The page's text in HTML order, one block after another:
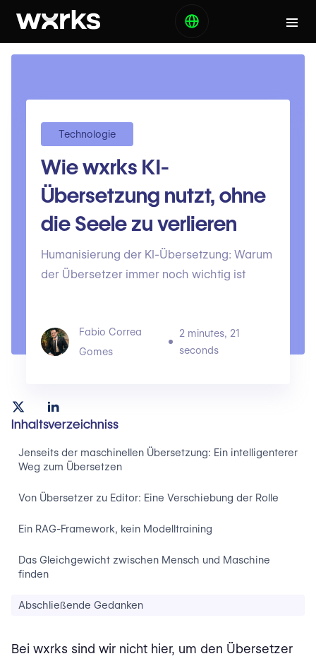
Technologie
Wie wxrks KI-
Übersetzung nutzt, ohne
die Seele zu verlieren
Humanisierung der KI-Übersetzung: Warum
der Übersetzer immer noch wichtig ist
Fabio Correa
Gomes
2 minutes, 21
seconds
Inhaltsverzeichniss
Jenseits der maschinellen Übersetzung: Ein intelligenterer
Weg zum Übersetzen
Von Übersetzer zu Editor: Eine Verschiebung der Rolle
Ein RAG-Framework, kein Modelltraining
Das Gleichgewicht zwischen Mensch und Maschine
finden
Abschließende Gedanken
Bei wxrks sind wir nicht hier, um den Übersetzer